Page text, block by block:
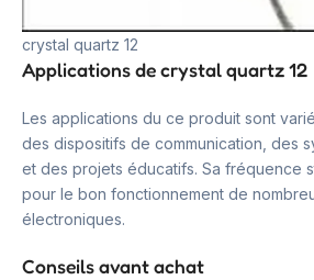
crystal quartz 12
Applications de crystal quartz 12
Les applications du ce produit sont
des dispositifs de communication, des
et des projets éducatifs. Sa fréquence
pour le bon fonctionnement de
électroniques.
Conseils avant achat